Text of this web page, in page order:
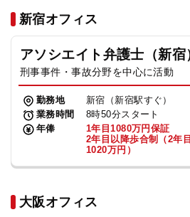
新宿オフィス
アソシエイト弁護士（新宿
刑事事件・事故分野を中心に活動
勤務地
新宿（新宿駅すぐ）
業務時間
8時50分スタート
年俸
1年目1080万円保証
2年目以降歩合制（2年
1020万円）
大阪オフィス
求人採用
お知らせ
特設サイト
相談先情報サイト
法人グループ